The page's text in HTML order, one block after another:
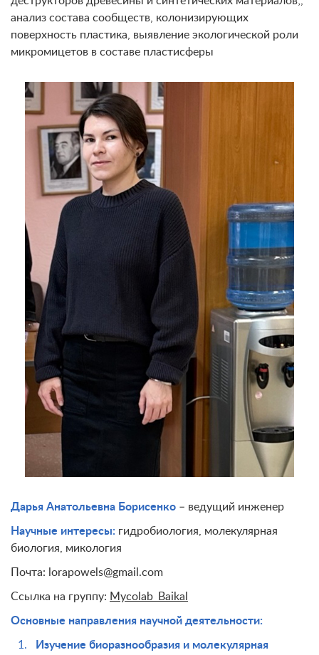
анализ состава сообществ, колонизирующих
поверхность пластика, выявление экологической роли
микромицетов в составе пластисферы
Дарья Анатольевна Борисенко – ведущий инженер
Научные интересы: гидробиология, молекулярная
биология, микология
Почта: lorapowels@gmail.com
Ссылка на группу: Mycolab_Baikal
Основные направления научной деятельности:
Изучение биоразнообразия и молекулярная